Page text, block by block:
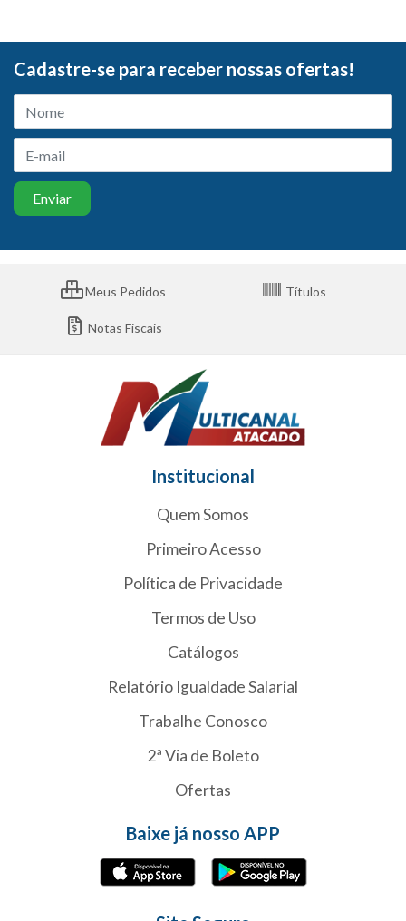
Cadastre-se para receber nossas ofertas!
Meus Pedidos Títulos
Notas Fiscais
Institucional
Quem Somos
Primeiro Acesso
Política de Privacidade
Termos de Uso
Catálogos
Relatório Igualdade Salarial
Trabalhe Conosco
2ª Via de Boleto
Ofertas
Baixe já nosso APP